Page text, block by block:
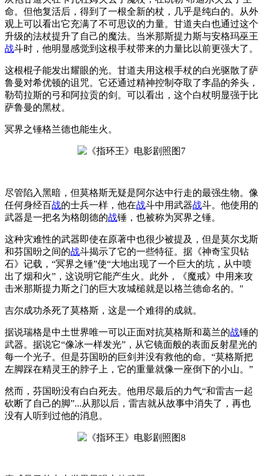
命。但他复活后，得到了一根全新的杖，几乎是纯白的。从外
观上可以看出它充满了不可思议的力量。甘道夫白也通过这个
升级的法杖提升了自己的魔法。当米那斯提力斯与安格玛巫王
战斗时，他明显感觉到这根手杖带来的力量比以前更强大了。
这根棍子能发出耀眼的光。甘道夫用这根手杖的白光驱散了萨
鲁曼对希优顿的诅咒。它还通过精神控制夺取了李晶的斧头，
勒苟拉斯的弓和阿拉贡的剑。可以看出，这个白杖明显强于比
萨鲁曼的黑杖。
冥界之锤格兰德也能生火。
尽管陷入黑暗，但莫格斯无疑是阿尔达中行走的最强生物。像
任何身经百战的士兵一样，他在战斗中用武器战斗。他使用的
武器是一把名为格朗德的战锤，也被称为冥界之锤。
这种灾难性的武器即使在原著中也很少被提及，但是莫尔戈斯
和芬国昐之间的战斗揭示了它的一些特征。据《神奇宝贝钻
石》记载，“冥界之锤”使“大地出现了一个巨大的坑，从中喷
出了烟和火”，这说明它能产生火。此外，《魔戒》中用来攻
击米那斯提力斯之门的巨大攻城槌就是以格兰德命名的。"
吉尔成功杀死了莫格斯，这是一个难得的成就。
据说瑞格是中土世界唯一可以正面对抗莫格斯和葛兰的战锤的
武器。据说它“像冰一样发光”，从它镜面般的表面反射星光的
每一个光子。但是芬国昐的巨剑并没有救他的命。“莫格斯把
左脚踩在精灵王的脖子上，它的重量就像一座倒下的小山。”
然而，芬国昐没有白白死去。他用尽最后的力气“和雷吉一起
砍断了自己的脚”...从那以后，雷吉就从故事中消失了，再也
没有人听到过他的消息。